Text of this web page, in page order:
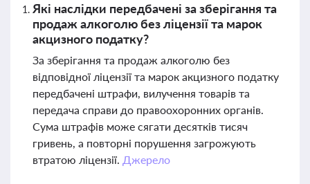
Які наслідки передбачені за зберігання та
продаж алкоголю без ліцензії та марок
акцизного податку?
За зберігання та продаж алкоголю без
відповідної ліцензії та марок акцизного податку
передбачені штрафи, вилучення товарів та
передача справи до правоохоронних органів.
Сума штрафів може сягати десятків тисяч
гривень, а повторні порушення загрожують
втратою ліцензії. Джерело